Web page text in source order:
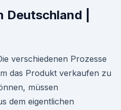
Deutschland |
verschiedenen Prozesse
das Produkt verkaufen zu
müssen
dem eigentlichen